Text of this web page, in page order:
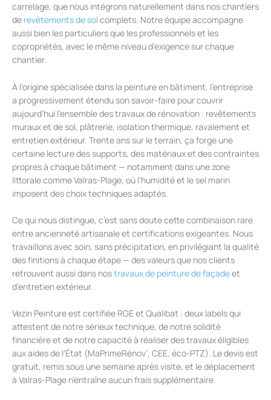
carrelage, que nous intégrons naturellement dans nos chantiers
de revêtements de solcomplets. Notre équipe accompagne
aussi bien les particuliers que les professionnels et les
copropriétés, avec le même niveau d’exigence sur chaque
chantier.
À l’origine spécialisée dans la peinture en bâtiment, l’entreprise
a progressivement étendu son savoir-faire pour couvrir
aujourd’hui l’ensemble des travaux de rénovation : revêtements
muraux et de sol, plâtrerie, isolation thermique, ravalement et
entretien extérieur. Trente ans sur le terrain, ça forge une
certaine lecture des supports, des matériaux et des contraintes
propres à chaque bâtiment — notamment dans une zone
littorale comme Valras-Plage, où l’humidité et le sel marin
imposent des choix techniques adaptés.
Ce qui nous distingue, c’est sans doute cette combinaison rare
entre ancienneté artisanale et certifications exigeantes. Nous
travaillons avec soin, sans précipitation, en privilégiant la qualité
des finitions à chaque étape — des valeurs que nos clients
retrouvent aussi dans nostravaux de peinture de façadeet
d’entretien extérieur.
Vezin Peinture est certifiée RGE et Qualibat : deux labels qui
attestent de notre sérieux technique, de notre solidité
financière et de notre capacité à réaliser des travaux éligibles
aux aides de l’État (MaPrimeRénov’, CEE, éco-PTZ). Le devis est
gratuit, remis sous une semaine après visite, et le déplacement
à Valras-Plage n’entraîne aucun frais supplémentaire.